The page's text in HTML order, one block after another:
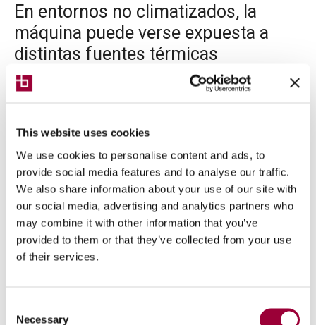
This website uses cookies
We use cookies to personalise content and ads, to
provide social media features and to analyse our traffic.
We also share information about your use of our site with
our social media, advertising and analytics partners who
may combine it with other information that you’ve
provided to them or that they’ve collected from your use
of their services.
Selection
Necessary
En entornos no climatizados, la
máquina puede verse expuesta a
distintas fuentes térmicas
Las partes expuestas a esas fuentes sufren un cambio de
consiguientes deformaciones geométricas.
El sistema Thermal Shield sirve para proteger las
estructuras de los cambios de temperatura repentinos, lo
que es posible gracias a dos tecnologías:
El aislamiento de la estructura mediante paneles
permite que el cambio de la temperatura de las
partes de la máquina sea extremadamente reducido
estructuras simples que permite una homogeneidad